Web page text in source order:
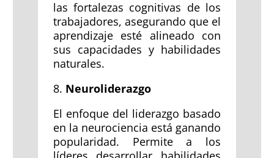
las fortalezas cognitivas de los
trabajadores, asegurando que el
aprendizaje esté alineado con
sus capacidades y habilidades
naturales.
8. Neuroliderazgo
El enfoque del liderazgo basado
en la neurociencia está ganando
popularidad. Permite a los